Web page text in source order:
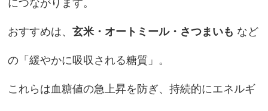
につながります。
おすすめは、玄米・オートミール・さつまいも など
の「緩やかに吸収される糖質」。
これらは血糖値の急上昇を防ぎ、持続的にエネルギ